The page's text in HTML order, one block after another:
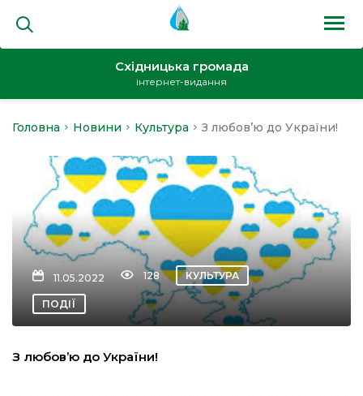
Східницька громада
інтернет-видання
Головна Новини Культура З любов’ю до України!
11.05.2022 128 КУЛЬТУРА
ПОДІЇ
З любов’ю до України!